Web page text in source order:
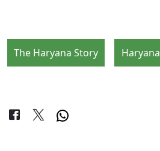
The Haryana Story Haryana